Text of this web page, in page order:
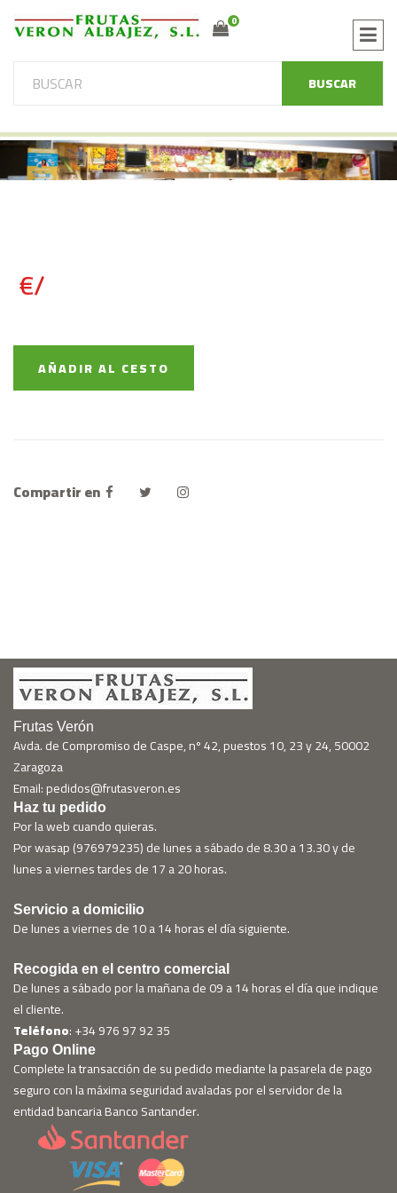
0
BUSCAR
€/
AÑADIR AL CESTO
Compartir en
Frutas Verón
Avda. de Compromiso de Caspe, nº 42, puestos 10, 23 y 24, 50002
Zaragoza
Email: pedidos@frutasveron.es
Haz tu pedido
Por la web cuando quieras.
Por wasap (976979235) de lunes a sábado de 8.30 a 13.30 y de
lunes a viernes tardes de 17 a 20 horas.
Servicio a domicilio
De lunes a viernes de 10 a 14 horas el día siguiente.
Recogida en el centro comercial
De lunes a sábado por la mañana de 09 a 14 horas el día que indique
el cliente.
Teléfono: +34 976 97 92 35
Pago Online
Complete la transacción de su pedido mediante la pasarela de pago
seguro con la máxima seguridad avaladas por el servidor de la
entidad bancaria Banco Santander.